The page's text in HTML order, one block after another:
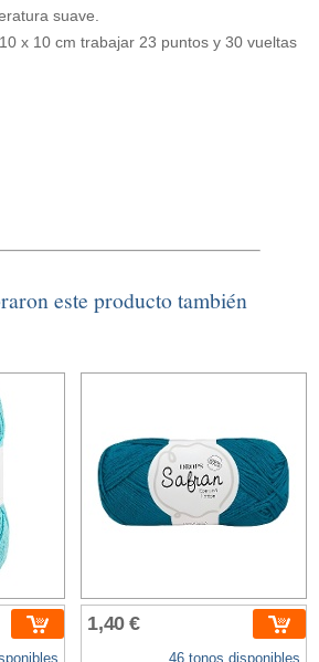
suave.
x 10 cm trabajar 23 puntos y 30 vueltas
este producto también
1,40 €
46 tonos disponibles